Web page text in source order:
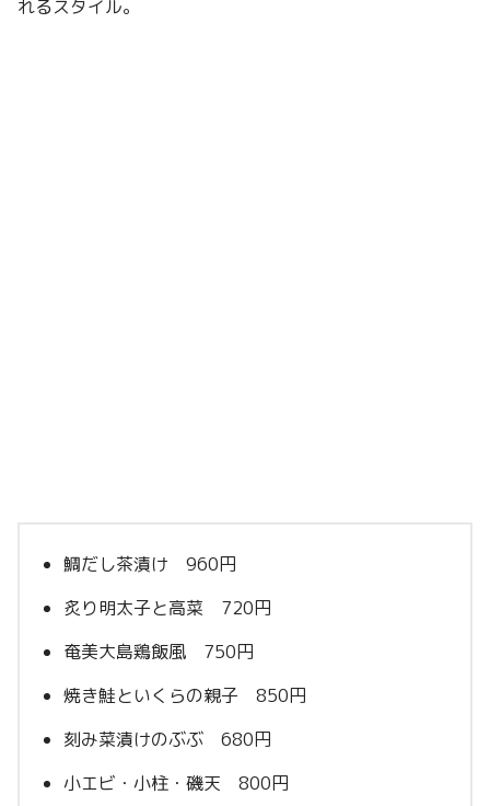
れるスタイル。
鯛だし茶漬け 960円
炙り明太子と高菜 720円
奄美大島鶏飯風 750円
焼き鮭といくらの親子 850円
刻み菜漬けのぶぶ 680円
小エビ・小柱・磯天 800円